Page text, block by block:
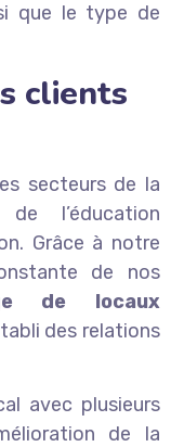
que le type de
clients
secteurs de la
l’éducation
Grâce à notre
de nos
de locaux
des relations
avec plusieurs
de la